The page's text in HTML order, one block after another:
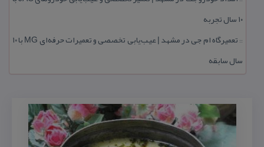
۱۰ سال تجربه
::
تعمیرگاه ام جی در مشهد | عیب‌یابی تخصصی و تعمیرات حرفه‌ای MG با ۱۰
سال سابقه